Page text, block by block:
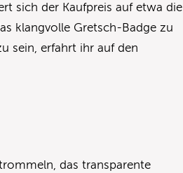
sich der Kaufpreis auf etwa die
klangvolle Gretsch-Badge zu
sein, erfahrt ihr auf den
das transparente